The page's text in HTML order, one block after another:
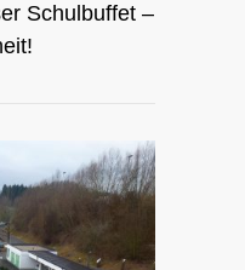
Schulbuffet –